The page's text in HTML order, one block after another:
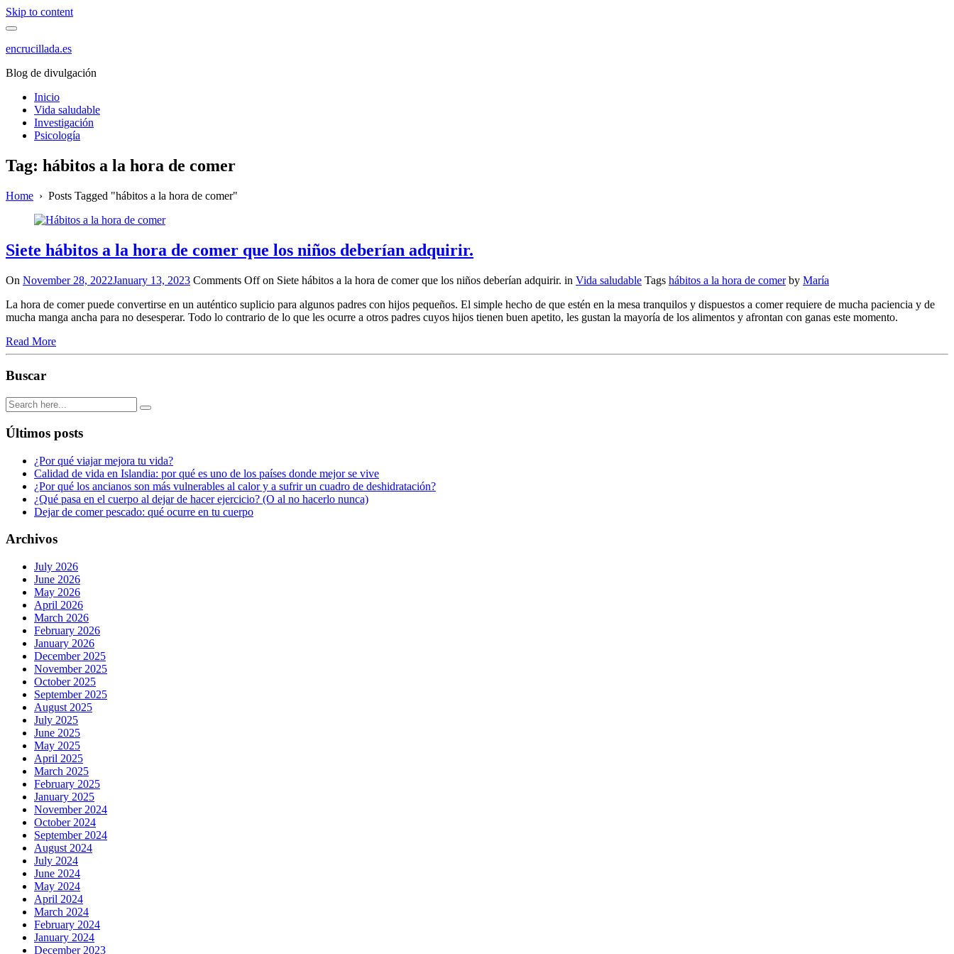
Skip to content
encrucillada.es
Blog de divulgación
Inicio
Vida saludable
Investigación
Psicología
Tag: hábitos a la hora de comer
Home › Posts Tagged "hábitos a la hora de comer"
Siete hábitos a la hora de comer que los niños deberían adquirir.
On November 28, 2022January 13, 2023 Comments Offon Siete hábitos a la hora de comer que los niños deberían adquirir. in Vida saludable Tags hábitos a la hora de comer by María
La hora de comer puede convertirse en un auténtico suplicio para algunos padres con hijos pequeños. El simple hecho de que estén en la mesa tranquilos y dispuestos a comer requiere de mucha paciencia y de
mucha manga ancha para no desesperar. Todo lo contrario de lo que les ocurre a otros padres cuyos hijos tienen buen apetito, les gustan la mayoría de los alimentos y afrontan con ganas este momento.
Read More
Buscar
Últimos posts
¿Por qué viajar mejora tu vida?
Calidad de vida en Islandia: por qué es uno de los países donde mejor se vive
¿Por qué los ancianos son más vulnerables al calor y a sufrir un cuadro de deshidratación?
¿Qué pasa en el cuerpo al dejar de hacer ejercicio? (O al no hacerlo nunca)
Dejar de comer pescado: qué ocurre en tu cuerpo
Archivos
July 2026
June 2026
May 2026
April 2026
March 2026
February 2026
January 2026
December 2025
November 2025
October 2025
September 2025
August 2025
July 2025
June 2025
May 2025
April 2025
March 2025
February 2025
January 2025
November 2024
October 2024
September 2024
August 2024
July 2024
June 2024
May 2024
April 2024
March 2024
February 2024
January 2024
December 2023